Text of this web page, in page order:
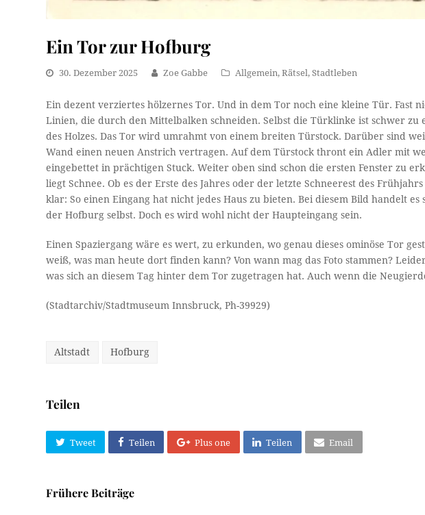
Ein Tor zur Hofburg
30. Dezember 2025 Zoe Gabbe Allgemein,Rätsel,Stadtleben
Ein dezent verziertes hölzernes Tor. Und in dem Tor noch eine kleine Tür. Fast
Linien, die durch den Mittelbalken schneiden. Selbst die Türklinke ist schwer zu
des Holzes. Das Tor wird umrahmt von einem breiten Türstock. Darüber sind
Wand einen neuen Anstrich vertragen. Auf dem Türstock thront ein Adler mit
eingebettet in prächtigen Stuck. Weiter oben sind schon die ersten Fenster zu
liegt Schnee. Ob es der Erste des Jahres oder der letzte Schneerest des
klar: So einen Eingang hat nicht jedes Haus zu bieten. Bei diesem Bild handelt
der Hofburg selbst. Doch es wird wohl nicht der Haupteingang sein.
Einen Spaziergang wäre es wert, zu erkunden, wo genau dieses ominöse Tor
weiß, was man heute dort finden kann? Von wann mag das Foto stammen?
was sich an diesem Tag hinter dem Tor zugetragen hat. Auch wenn die
(Stadtarchiv/Stadtmuseum Innsbruck, Ph-39929)
Altstadt Hofburg
Teilen
Tweet Teilen Plus one Teilen Email
Frühere Beiträge